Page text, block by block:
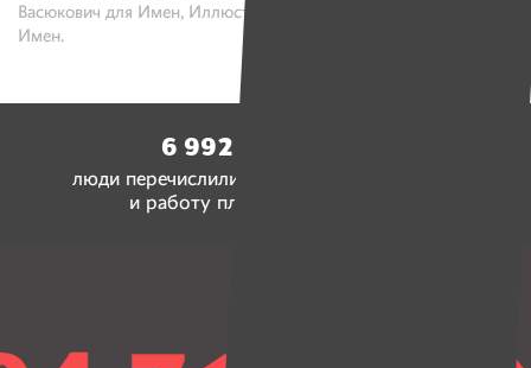
Васюкович для Имен, Иллюстрации: Евгения Богданович для
Имен.
6 992 773 рубля
люди перечислили на социальные проекты
и работу платформы «Имена»